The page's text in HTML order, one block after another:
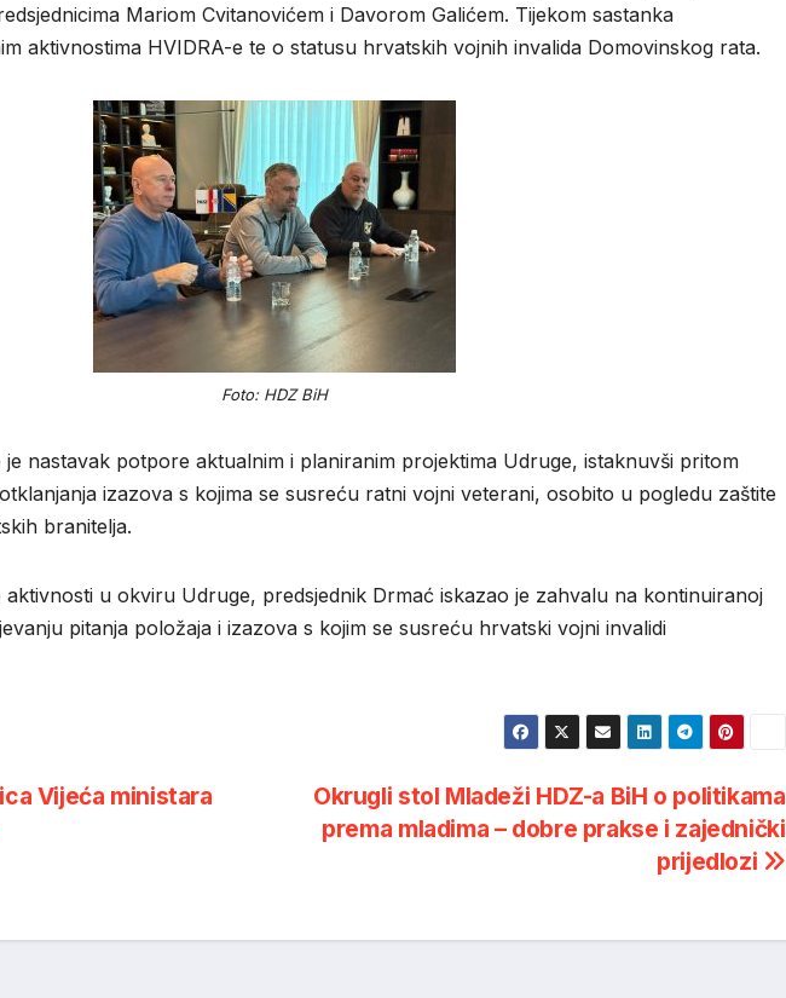
Mariom Cvitanovićem i Davorom Galićem. Tijekom sastanka
aktivnostima HVIDRA-e te o statusu hrvatskih vojnih invalida Domovinskog rata.
Foto: HDZ BiH
je nastavak potpore aktualnim i planiranim projektima Udruge, istaknuvši pritom
izazova s kojima se susreću ratni vojni veterani, osobito u pogledu zaštite
branitelja.
aktivnosti u okviru Udruge, predsjednik Drmać iskazao je zahvalu na kontinuiranoj
pitanja položaja i izazova s kojim se susreću hrvatski vojni invalidi
Okrugli stol Mladeži HDZ-a BiH o politikama
prema mladima – dobre prakse i zajednički
prijedlozi
Vijeća ministara